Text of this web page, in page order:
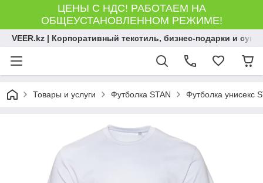
ЦЕНЫ С НДС! РАБОТАЕМ НА
ОБЩЕУСТАНОВЛЕННОМ РЕЖИМЕ!
VEER.kz | Корпоративный текстиль, бизнес-подарки и
Товары и услуги Футболка STAN Футболка унисекс